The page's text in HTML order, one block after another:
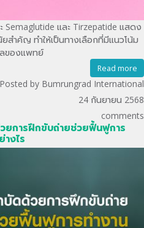
Semaglutide และ Tirzepatide แสดง
สำคัญ ทำให้เป็นทางเลือกที่มีแนวโน้ม
ลของแพทย์
Read more
Posted by Bumrungrad International
24 กันยายน 2568
comments
ยการฝึกขับถ่ายช่วยฟื้นฟูการ
างไร